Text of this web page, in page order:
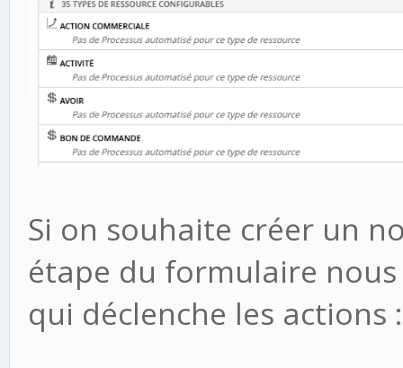
Si on souhaite créer un
étape du formulaire
qui déclenche les actions :